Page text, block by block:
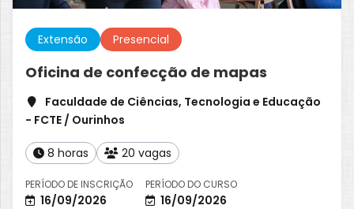
Extensão Presencial
Oficina de confecção de mapas
Faculdade de Ciências, Tecnologia e Educação
- FCTE / Ourinhos
8 horas 20 vagas
PERÍODO DE INSCRIÇÃO
16/09/2026
PERÍODO DO CURSO
16/09/2026